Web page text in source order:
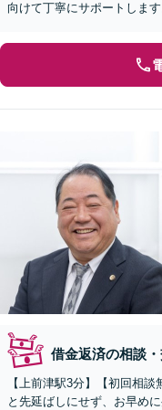
向けて丁寧にサポートしま
借金返済の相談
【上前津駅3分】【初回相
と先延ばしにせず、お早め